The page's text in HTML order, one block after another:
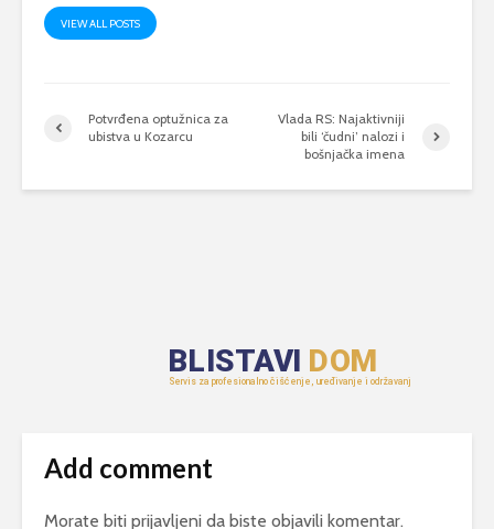
VIEW ALL POSTS
Potvrđena optužnica za
ubistva u Kozarcu
Vlada RS: Najaktivniji
bili ‘čudni’ nalozi i
bošnjačka imena
Add comment
Morate biti prijavljeni da biste objavili komentar.